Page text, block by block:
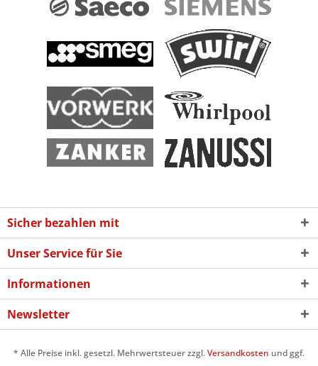
Sicher bezahlen mit
Unser Service für Sie
Informationen
Newsletter
* Alle Preise inkl. gesetzl. Mehrwertsteuer zzgl.Versandkosten und ggf.